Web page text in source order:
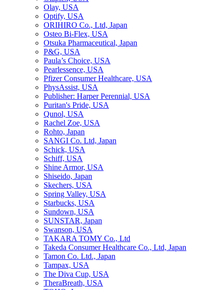
Olay, USA
Optify, USA
ORIHIRO Co., Ltd, Japan
Osteo Bi-Flex, USA
Otsuka Pharmaceutical, Japan
P&G, USA
Paula’s Choice, USA
Pearlessence, USA
Pfizer Consumer Healthcare, USA
PhysAssist, USA
Publisher: Harper Perennial, USA
Puritan's Pride, USA
Qunol, USA
Rachel Zoe, USA
Rohto, Japan
SANGI Co. Ltd, Japan
Schick, USA
Schiff, USA
Shine Armor, USA
Shiseido, Japan
Skechers, USA
Spring Valley, USA
Starbucks, USA
Sundown, USA
SUNSTAR, Japan
Swanson, USA
TAKARA TOMY Co., Ltd
Takeda Consumer Healthcare Co., Ltd, Japan
Tamon Co. Ltd., Japan
Tampax, USA
The Diva Cup, USA
TheraBreath, USA